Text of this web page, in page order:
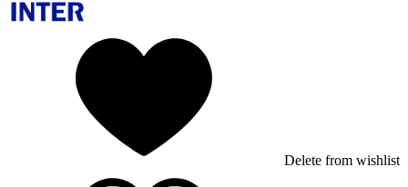
Delete from wishlist